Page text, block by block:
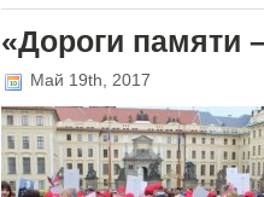
«Дороги памяти
Май 19th, 2017